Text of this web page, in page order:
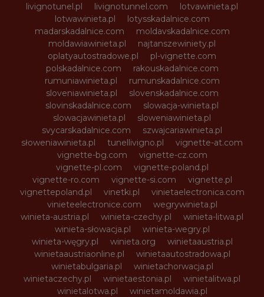
livignotunel.pl
livignotunnel.com
lotvawinieta.pl
lotwawinieta.pl
lotysskadalnice.com
madarskadalnice.com
moldavskadalnice.com
moldawiawinieta.pl
najtanszewiniety.pl
oplatyautostradowe.pl
pl-vignette.com
polskadalnice.com
rakouskadalnice.com
rumuniawinieta.pl
rumunskadalnice.com
sloveniawinieta.pl
slovenskadalnice.com
slovinskadalnice.com
slowacja-winieta.pl
slowacjawinieta.pl
sloweniawinieta.pl
svycarskadalnice.com
szwajcariawinieta.pl
słoweniawinieta.pl
tunellivigno.pl
vignette-at.com
vignette-bg.com
vignette-cz.com
vignette-pl.com
vignette-poland.pl
vignette-ro.com
vignette-si.com
vignette.pl
vignettepoland.pl
vinetki.pl
vinietaelectronica.com
vinieteelectronice.com
wegrywinieta.pl
winieta-austria.pl
winieta-czechy.pl
winieta-litwa.pl
winieta-słowacja.pl
winieta-wegry.pl
winieta-węgry.pl
winieta.org
winietaaustria.pl
winietaaustriaonline.pl
winietaautostradowa.pl
winietabulgaria.pl
winietachorwacja.pl
winietaczechy.pl
winietaestonia.pl
winietalitwa.pl
winietalotwa.pl
winietamoldawia.pl